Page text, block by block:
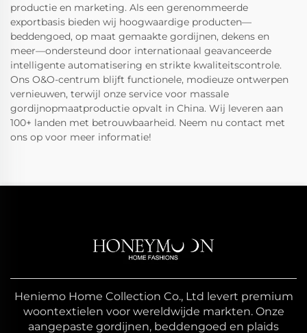
productie en marketing. Als een gerenommeerde
exportbasis bieden wij hoogwaardige producten—
beddengoed, op maat gemaakte gordijnen, dekens en
meer—ondersteund door internationaal geavanceerde
intelligente automatisering en strikte kwaliteitscontrole.
Ons O&O-centrum blijft functionele, modieuze ontwerpen
vernieuwen, terwijl onze service voor massale
gordijnopmaatproductie opvalt in China. Wij leveren aan
100+ landen met betrouwbaarheid. Neem nu contact met
ons op voor meer informatie!
Heniemo Home Collection Co., Ltd levert premium
woontextielen voor wereldwijde markten. Onze
aangepaste gordijnen, beddengoed en plaids